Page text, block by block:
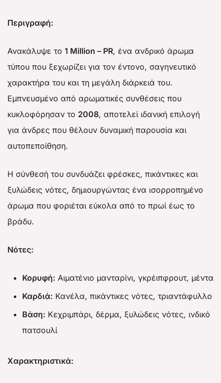
Περιγραφή:
Ανακάλυψε το 1 Million – PR, ένα ανδρικό άρωμα
τύπου που ξεχωρίζει για τον έντονο, σαγηνευτικό
χαρακτήρα του και τη μεγάλη διάρκειά του.
Εμπνευσμένο από αρωματικές συνθέσεις που
κυκλοφόρησαν το 2008, αποτελεί ιδανική επιλογή
για άνδρες που θέλουν δυναμική παρουσία και
αυτοπεποίθηση.
Η σύνθεσή του συνδυάζει φρέσκες, πικάντικες και
ξυλώδεις νότες, δημιουργώντας ένα ισορροπημένο
άρωμα που φοριέται εύκολα από το πρωί έως το
βράδυ.
Νότες:
Κορυφή: Αιματένιο μανταρίνι, γκρέιπφρουτ, μέντα
Καρδιά: Κανέλα, πικάντικες νότες, τριαντάφυλλο
Βάση: Κεχριμπάρι, δέρμα, ξυλώδεις νότες, ινδικό
πατσουλί
Χαρακτηριστικά: